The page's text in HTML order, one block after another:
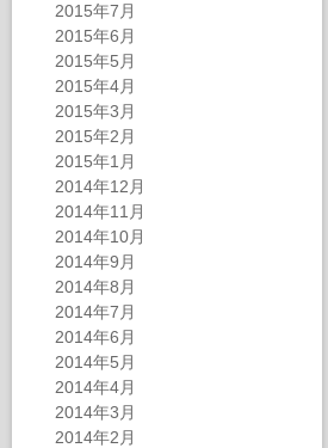
2015年7月
2015年6月
2015年5月
2015年4月
2015年3月
2015年2月
2015年1月
2014年12月
2014年11月
2014年10月
2014年9月
2014年8月
2014年7月
2014年6月
2014年5月
2014年4月
2014年3月
2014年2月